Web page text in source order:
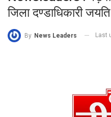
जिला दण्डाधिकारी
By News Leaders Last